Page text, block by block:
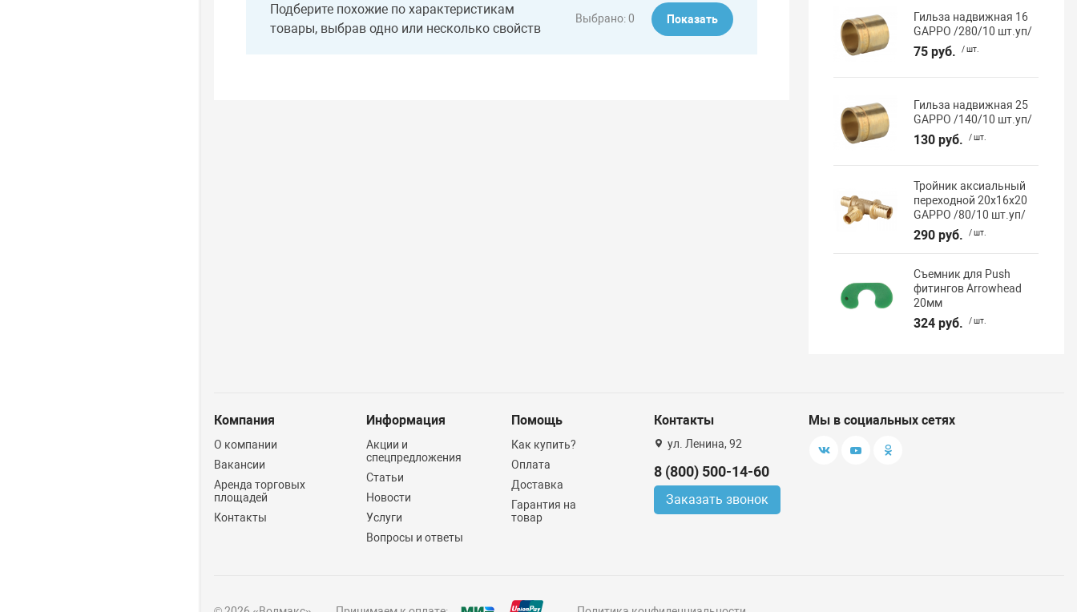
Подберите похожие по характеристикам
товары, выбрав одно или несколько свойств
Выбрано:0 Показать
Гильза надвижная 16
GAPPO /280/10 шт.уп/
75 руб. / шт.
Гильза надвижная 25
GAPPO /140/10 шт.уп/
130 руб. / шт.
Тройник аксиальный
переходной 20х16х20
GAPPO /80/10 шт.уп/
290 руб. / шт.
Съемник для Push
фитингов Arrowhead
20мм
324 руб. / шт.
Компания
О компании
Вакансии
Аренда торговых
площадей
Контакты
Информация
Акции и
спецпредложения
Статьи
Новости
Услуги
Вопросы и ответы
Помощь
Как купить?
Оплата
Доставка
Гарантия на
товар
Контакты
ул. Ленина, 92
8 (800) 500-14-60
Заказать звонок
Мы в социальных сетях